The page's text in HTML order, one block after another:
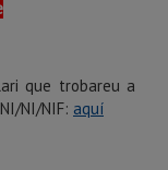
que trobareu a
NI/NIF: aquí